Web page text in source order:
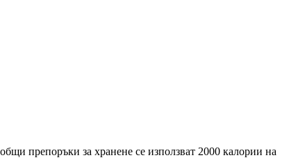
препоръки за хранене се използват 2000 калории на